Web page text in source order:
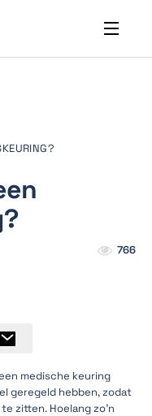
766
medische keuring
geregeld hebben, zodat
zitten. Hoelang zo’n